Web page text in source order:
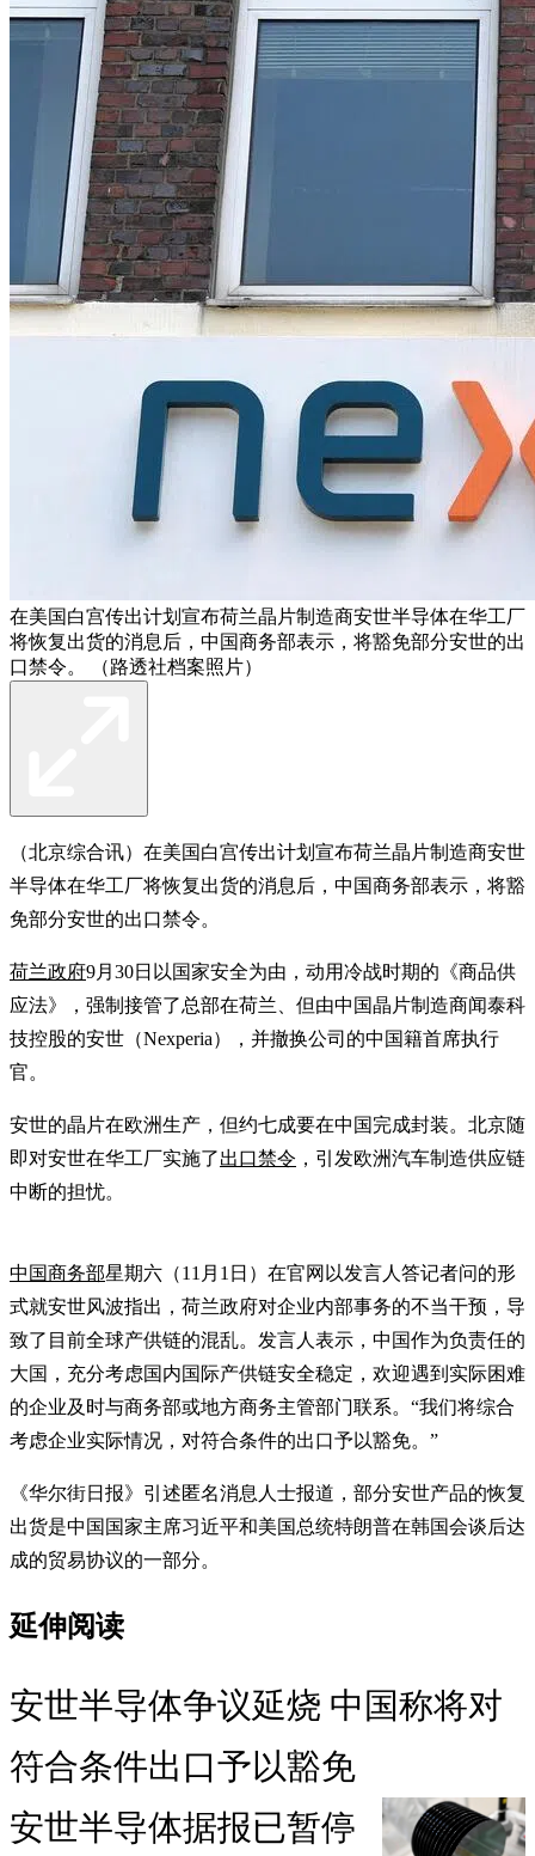
在美国白宫传出计划宣布荷兰晶片制造商安世半导体在华工厂
将恢复出货的消息后，中国商务部表示，将豁免部分安世的出
口禁令。 （路透社档案照片）
（北京综合讯）在美国白宫传出计划宣布荷兰晶片制造商安世
半导体在华工厂将恢复出货的消息后，中国商务部表示，将豁
免部分安世的出口禁令。
荷兰政府9月30日以国家安全为由，动用冷战时期的《商品供
应法》，强制接管了总部在荷兰、但由中国晶片制造商闻泰科
技控股的安世（Nexperia），并撤换公司的中国籍首席执行
官。
安世的晶片在欧洲生产，但约七成要在中国完成封装。北京随
即对安世在华工厂实施了出口禁令 ，引发欧洲汽车制造供应链
中断的担忧。
中国商务部星期六（11月1日）在官网以发言人答记者问的形
式就安世风波指出，荷兰政府对企业内部事务的不当干预，导
致了目前全球产供链的混乱。发言人表示，中国作为负责任的
大国，充分考虑国内国际产供链安全稳定，欢迎遇到实际困难
的企业及时与商务部或地方商务主管部门联系。“我们将综合
考虑企业实际情况，对符合条件的出口予以豁免。”
《华尔街日报》引述匿名消息人士报道，部分安世产品的恢复
出货是中国国家主席习近平和美国总统特朗普在韩国会谈后达
成的贸易协议的一部分。
延伸阅读
安世半导体争议延烧 中国称将对
符合条件出口予以豁免
安世半导体据报已暂停